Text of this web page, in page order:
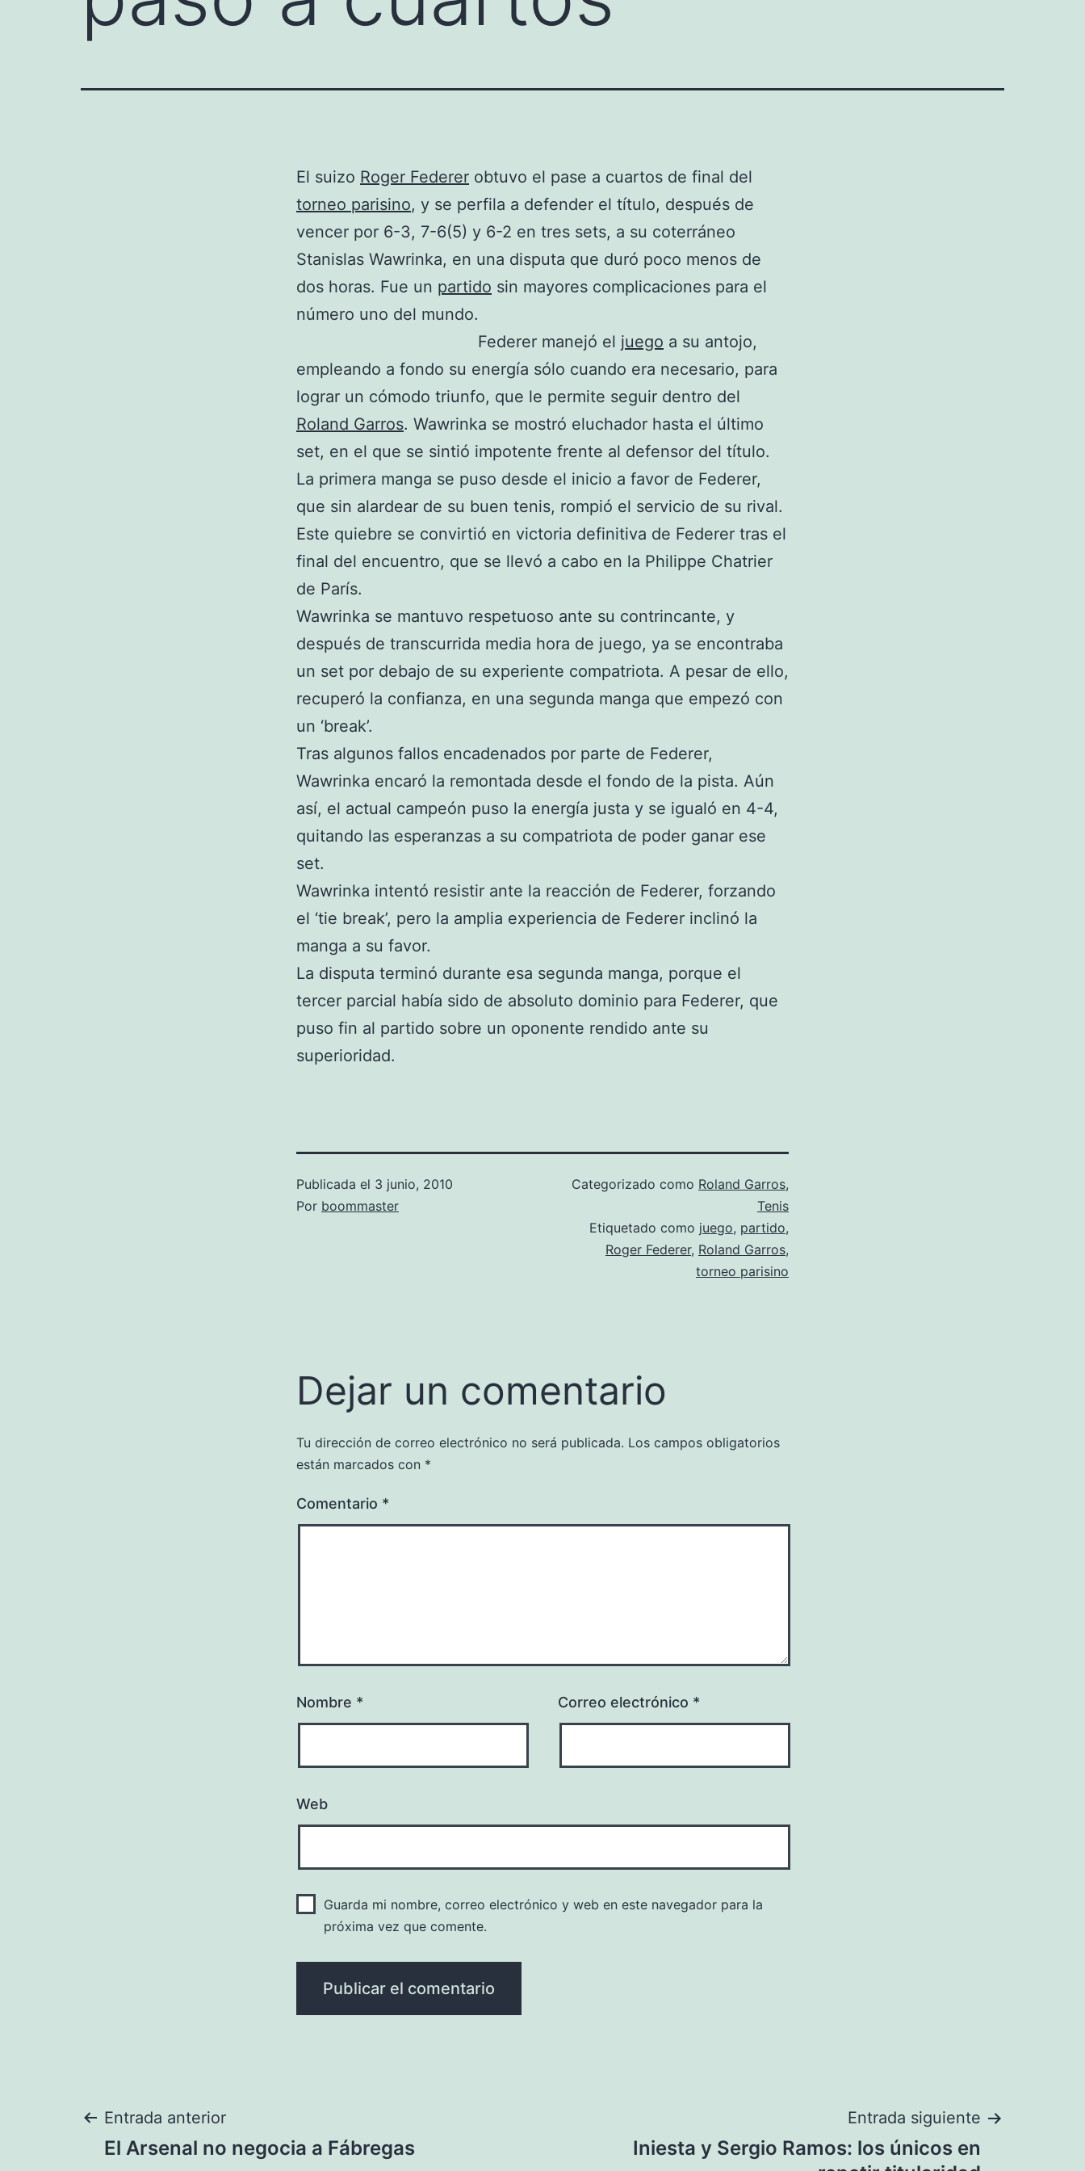
El suizo Roger Federer obtuvo el pase a cuartos de final del
torneo parisino, y se perfila a defender el título, después de
vencer por 6-3, 7-6(5) y 6-2 en tres sets, a su coterráneo
Stanislas Wawrinka, en una disputa que duró poco menos de
dos horas. Fue un partido sin mayores complicaciones para el
número uno del mundo.
Federer manejó el juego a su antojo,
empleando a fondo su energía sólo cuando era necesario, para
lograr un cómodo triunfo, que le permite seguir dentro del
Roland Garros. Wawrinka se mostró eluchador hasta el último
set, en el que se sintió impotente frente al defensor del título.
La primera manga se puso desde el inicio a favor de Federer,
que sin alardear de su buen tenis, rompió el servicio de su rival.
Este quiebre se convirtió en victoria definitiva de Federer tras el
final del encuentro, que se llevó a cabo en la Philippe Chatrier
de París.
Wawrinka se mantuvo respetuoso ante su contrincante, y
después de transcurrida media hora de juego, ya se encontraba
un set por debajo de su experiente compatriota. A pesar de ello,
recuperó la confianza, en una segunda manga que empezó con
un ‘break’.
Tras algunos fallos encadenados por parte de Federer,
Wawrinka encaró la remontada desde el fondo de la pista. Aún
así, el actual campeón puso la energía justa y se igualó en 4-4,
quitando las esperanzas a su compatriota de poder ganar ese
set.
Wawrinka intentó resistir ante la reacción de Federer, forzando
el ‘tie break’, pero la amplia experiencia de Federer inclinó la
manga a su favor.
La disputa terminó durante esa segunda manga, porque el
tercer parcial había sido de absoluto dominio para Federer, que
puso fin al partido sobre un oponente rendido ante su
superioridad.
Publicada el 3 junio, 2010
Por boommaster
Categorizado como Roland Garros,
Tenis
Etiquetado como juego, partido,
Roger Federer, Roland Garros,
torneo parisino
Dejar un comentario
Tu dirección de correo electrónico no será publicada. Los campos obligatorios
están marcados con *
Comentario *
Nombre * Correo electrónico *
Web
Guarda mi nombre, correo electrónico y web en este navegador para la
próxima vez que comente.
Navegación
Entrada anterior
El Arsenal no negocia a Fábregas
Entrada siguiente
Iniesta y Sergio Ramos: los únicos en